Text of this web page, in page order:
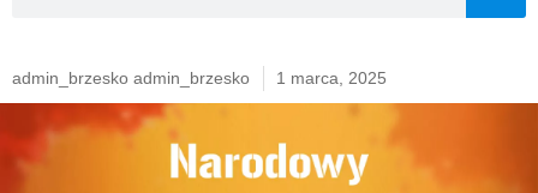
admin_brzesko admin_brzesko 1 marca, 2025